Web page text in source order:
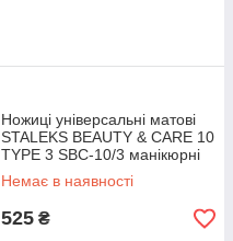
Ножиці універсальні матові
STALEKS BEAUTY & CARE 10
TYPE 3 SBC-10/3 манікюрні
ножиці для нігтів Сталекс
Немає в наявності
525 ₴